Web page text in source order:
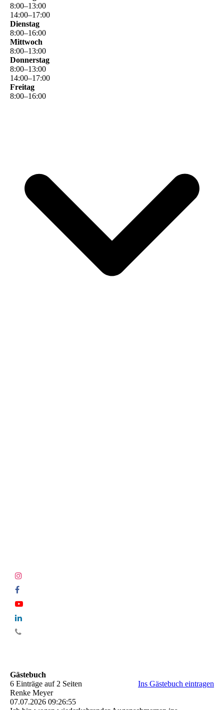
8:00–13:00
14:00–17:00
Dienstag
8:00–16:00
Mittwoch
8:00–13:00
Donnerstag
8:00–13:00
14:00–17:00
Freitag
8:00–16:00
Gästebuch
6 Einträge auf 2 Seiten
Ins Gästebuch eintragen
Renke Meyer
07.07.2026 09:26:55